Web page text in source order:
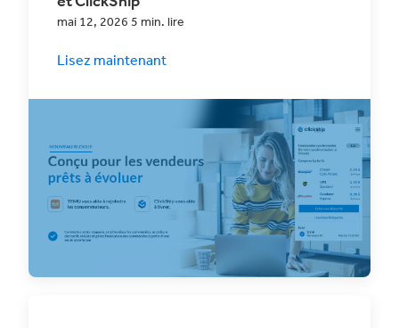
mai 12, 2026 5 min. lire
Lisez maintenant
Découvrez comment les vendeurs canadiens
tirent parti de TEMU et de ClickShip pour
développer